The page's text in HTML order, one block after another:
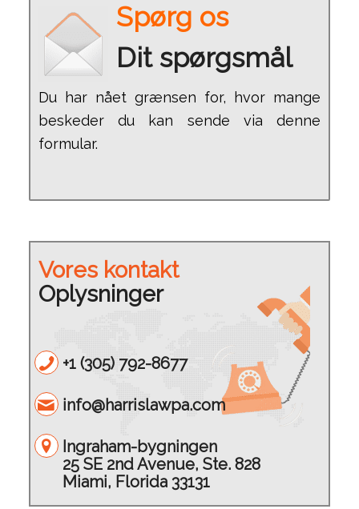
Spørg os
Dit spørgsmål
Du har nået grænsen for, hvor mange
beskeder du kan sende via denne
formular.
Vores kontakt
Oplysninger
+1 (305) 792-8677
info@harrislawpa.com
Ingraham-bygningen
25 SE 2nd Avenue, Ste. 828
Miami, Florida 33131